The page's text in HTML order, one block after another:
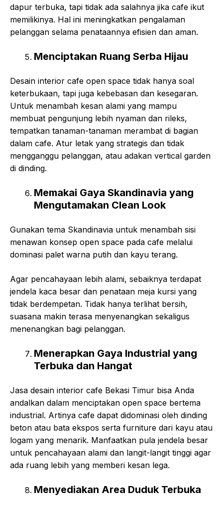
dapur terbuka, tapi tidak ada salahnya jika cafe ikut
memilikinya. Hal ini meningkatkan pengalaman
pelanggan selama penataannya efisien dan aman.
Menciptakan Ruang Serba Hijau
Desain interior cafe open space tidak hanya soal
keterbukaan, tapi juga kebebasan dan kesegaran.
Untuk menambah kesan alami yang mampu
membuat pengunjung lebih nyaman dan rileks,
tempatkan tanaman-tanaman merambat di bagian
dalam cafe. Atur letak yang strategis dan tidak
mengganggu pelanggan, atau adakan vertical garden
di dinding.
Memakai Gaya Skandinavia yang
Mengutamakan Clean Look
Gunakan tema Skandinavia untuk menambah sisi
menawan konsep open space pada cafe melalui
dominasi palet warna putih dan kayu terang.
Agar pencahayaan lebih alami, sebaiknya terdapat
jendela kaca besar dan penataan meja kursi yang
tidak berdempetan. Tidak hanya terlihat bersih,
suasana makin terasa menyenangkan sekaligus
menenangkan bagi pelanggan.
Menerapkan Gaya Industrial yang
Terbuka dan Hangat
Jasa desain interior cafe Bekasi Timur bisa Anda
andalkan dalam menciptakan open space bertema
industrial. Artinya cafe dapat didominasi oleh dinding
beton atau bata ekspos serta furniture dari kayu atau
logam yang menarik. Manfaatkan pula jendela besar
untuk pencahayaan alami dan langit-langit tinggi agar
ada ruang lebih yang memberi kesan lega.
Menyediakan Area Duduk Terbuka